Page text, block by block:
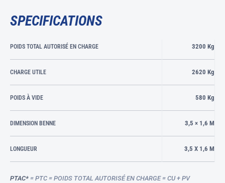
SPECIFICATIONS
POIDS TOTAL AUTORISÉ EN CHARGE 3200 Kg
CHARGE UTILE 2620 Kg
POIDS À VIDE 580 Kg
DIMENSION BENNE 3,5 × 1,6 M
LONGUEUR 3,5 X 1,6 M
PTAC* = PTC = POIDS TOTAL AUTORISÉ EN CHARGE = CU + PV